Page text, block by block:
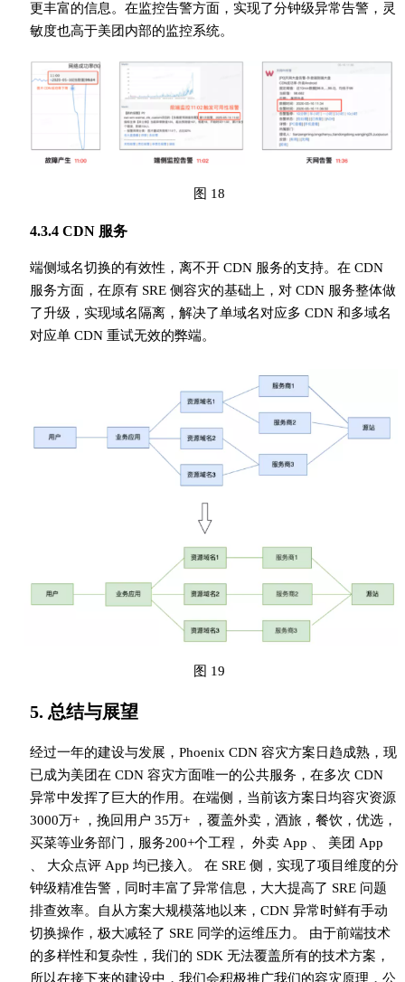
更丰富的信息。在监控告警方面，实现了分钟级异常告警，灵
敏度也高于美团内部的监控系统。
图 18
4.3.4 CDN 服务
端侧域名切换的有效性，离不开 CDN 服务的支持。在 CDN
服务方面，在原有 SRE 侧容灾的基础上，对 CDN 服务整体做
了升级，实现域名隔离，解决了单域名对应多 CDN 和多域名
对应单 CDN 重试无效的弊端。
图 19
5. 总结与展望
经过一年的建设与发展，Phoenix CDN 容灾方案日趋成熟，现
已成为美团在 CDN 容灾方面唯一的公共服务，在多次 CDN
异常中发挥了巨大的作用。在端侧，当前该方案日均容灾资源
3000万+ ，挽回用户 35万+ ，覆盖外卖，酒旅，餐饮，优选，
买菜等业务部门，服务200+个工程， 外卖 App 、 美团 App
、 大众点评 App 均已接入。 在 SRE 侧，实现了项目维度的分
钟级精准告警，同时丰富了异常信息，大大提高了 SRE 问题
排查效率。自从方案大规模落地以来，CDN 异常时鲜有手动
切换操作，极大减轻了 SRE 同学的运维压力。 由于前端技术
的多样性和复杂性，我们的 SDK 无法覆盖所有的技术方案，
所以在接下来的建设中，我们会积极推广我们的容灾原理，公